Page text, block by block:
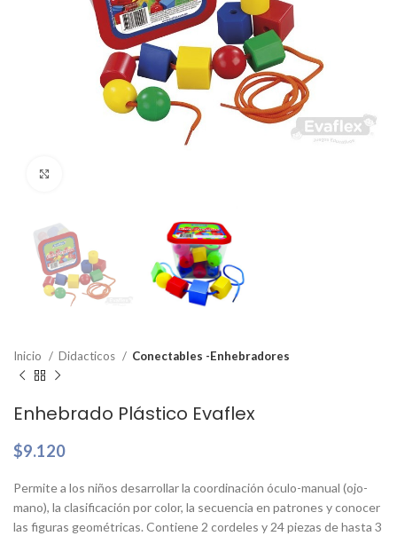
Inicio Didacticos Conectables -Enhebradores
Enhebrado Plástico Evaflex
$9.120
Permite a los niños desarrollar la coordinación óculo-manual (ojo-
mano), la clasificación por color, la secuencia en patrones y conocer
las figuras geométricas. Contiene 2 cordeles y 24 piezas de hasta 3